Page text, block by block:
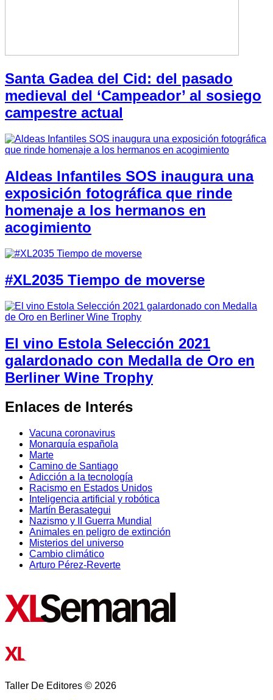
Santa Gadea del Cid: del pasado
medieval del ‘Campeador’ al sosiego
campestre actual
Aldeas Infantiles SOS inaugura una
exposición fotográfica que rinde
homenaje a los hermanos en
acogimiento
#XL2035 Tiempo de moverse
El vino Estola Selección 2021
galardonado con Medalla de Oro en
Berliner Wine Trophy
Enlaces de Interés
Vacuna coronavirus
Monarquía española
Marte
Camino de Santiago
Adicción a la tecnología
Racismo en Estados Unidos
Inteligencia artificial y robótica
Martín Berasategui
Nazismo y II Guerra Mundial
Animales en peligro de extinción
Misterios del universo
Cambio climático
Arturo Pérez-Reverte
Taller De Editores © 2026